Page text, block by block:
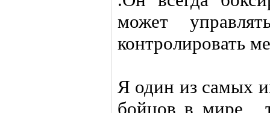
может
контролировать
Я один из самых
бойцов в мире ,